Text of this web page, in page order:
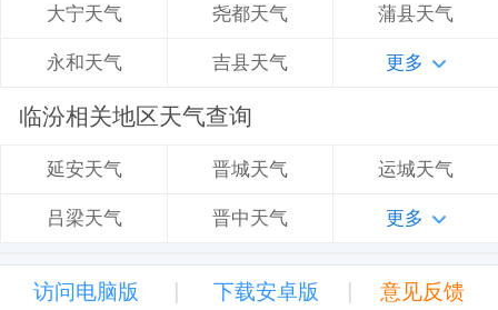
大宁天气 尧都天气 蒲县天气
永和天气 吉县天气 更多
临汾相关地区天气查询
延安天气 晋城天气 运城天气
吕梁天气 晋中天气 更多
访问电脑版 | 下载安卓版 | 意见反馈